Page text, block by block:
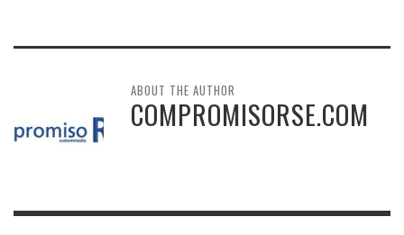
ABOUT THE AUTHOR
COMPROMISORSE.COM